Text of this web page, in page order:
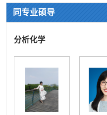
同专业硕导
分析化学